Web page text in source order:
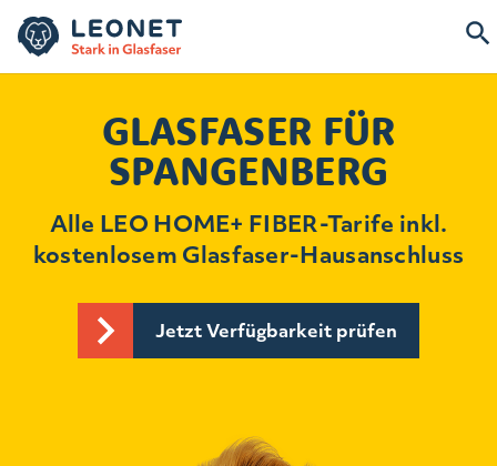
GLASFASER FÜR
SPANGENBERG
Alle LEO HOME+ FIBER-Tarife inkl.
kostenlosem Glasfaser-Hausanschluss
Jetzt Verfügbarkeit prüfen